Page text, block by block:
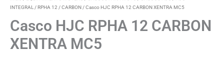
INTEGRAL /RPHA 12 / CARBON / Casco HJC RPHA 12 CARBON XENTRA MC5
Casco HJC RPHA 12 CARBON
XENTRA MC5